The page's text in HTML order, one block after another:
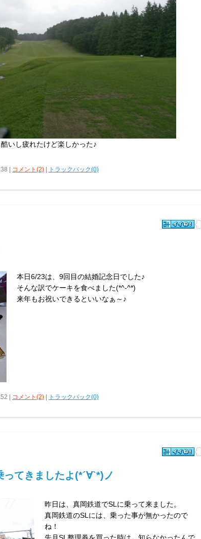
いし疲れたけど楽しかった♪
| コメント(2) トラックバック(0)
本日6/23は、9回目の結婚記念日でした♪
そんな訳でケーキを食べました(*^-^*)
来年もお祝いできるといいなぁ～♪
| コメント(2) トラックバック(0)
ってきましたよ(*´∀`*)ノ
昨日は、真岡鉄道でSLに乗って来ました。
真岡鉄道のSLには、乗った事が無かったので
ね！